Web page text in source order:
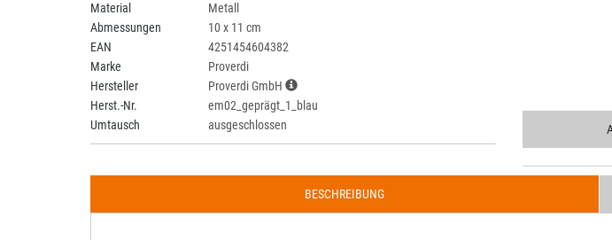
Material
Metall
Abmessungen
10 x 11 cm
EAN
4251454604382
Marke
Proverdi
Hersteller
Proverdi GmbH
Herst.-Nr.
em02_geprägt_1_blau
Umtausch
ausgeschlossen
BESCHREIBUNG